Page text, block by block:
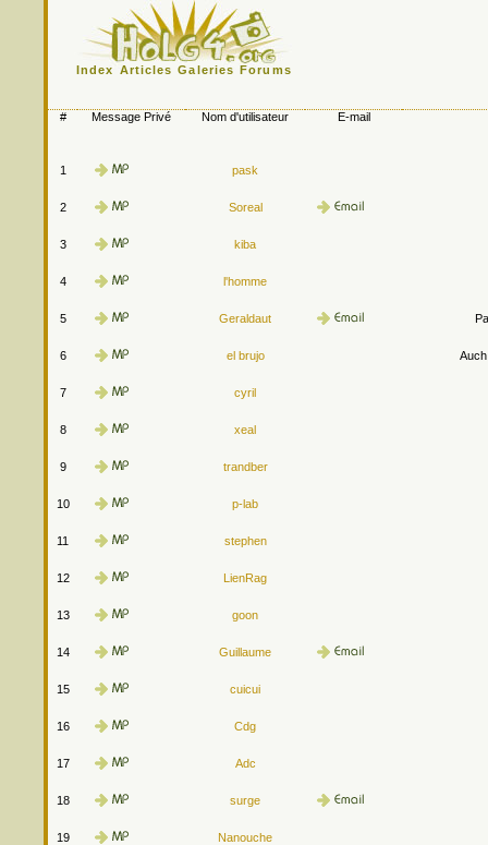
Index Articles Galeries Forums
# Message Privé Nom d'utilisateur E-mail
1 pask
2 Soreal
3 kiba
4 l'homme
5 Geraldaut
6 el brujo
7 cyril
8 xeal
9 trandber
10 p-lab
11 stephen
12 LienRag
13 goon
14 Guillaume
15 cuicui
16 Cdg
17 Adc
18 surge
19 Nanouche